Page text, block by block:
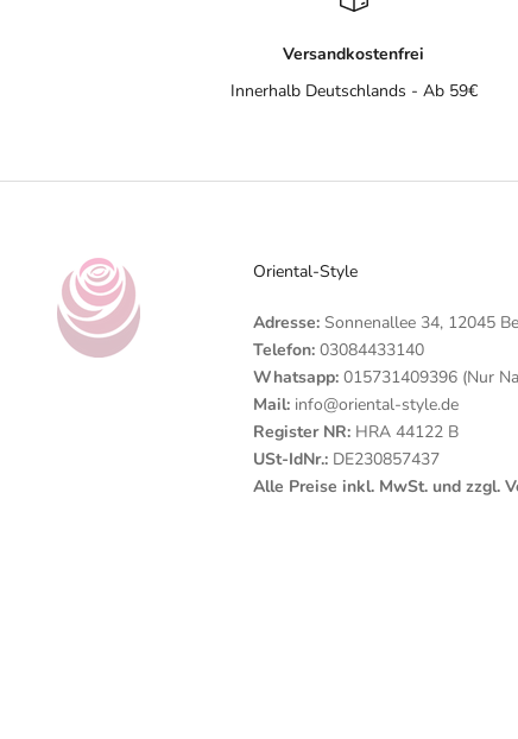
Versandkostenfrei
Innerhalb Deutschlands - Ab 59€
Oriental-Style
Adresse:Sonnenallee 34, 12045
Telefon:03084433140
Whatsapp:015731409396 (Nur
Mail:info@oriental-style.de
Register NR: HRA 44122 B
USt-IdNr.: DE230857437
Alle Preise inkl. MwSt. und zzgl.